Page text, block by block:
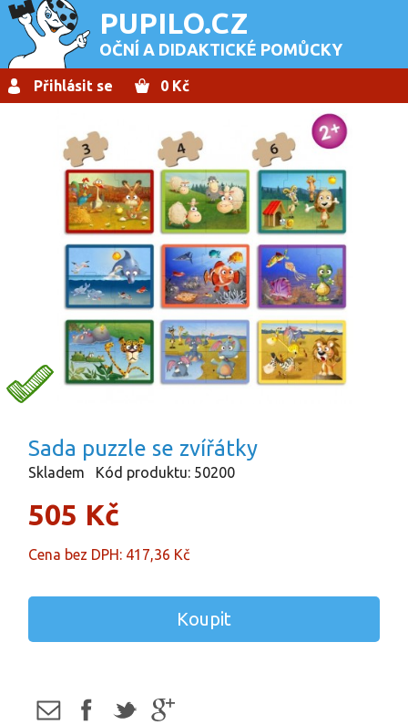
PUPILO.CZ
OČNÍ A DIDAKTICKÉ POMŮCKY
Přihlásit se 0 Kč
Sada puzzle se zvířátky
Skladem Kód produktu: 50200
505 Kč
Cena bez DPH: 417,36 Kč
Koupit